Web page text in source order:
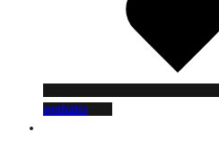
souhaits